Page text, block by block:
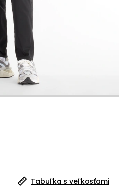
Tabuľka s veľkosťami